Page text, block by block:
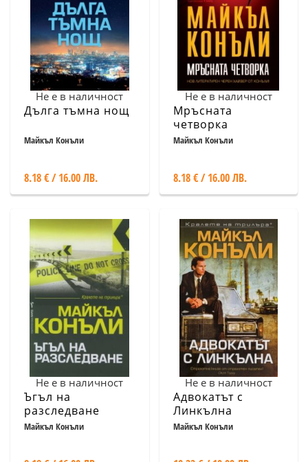
Не е в наличност
Дълга тъмна нощ
Майкъл Конъли
8.18 € / 16.00 ЛВ.
Не е в наличност
Мръсната
четворка
Майкъл Конъли
8.18 € / 16.00 ЛВ.
Не е в наличност
Ъгъл на
разследване
Майкъл Конъли
Не е в наличност
Адвокатът с
Линкълна
Майкъл Конъли